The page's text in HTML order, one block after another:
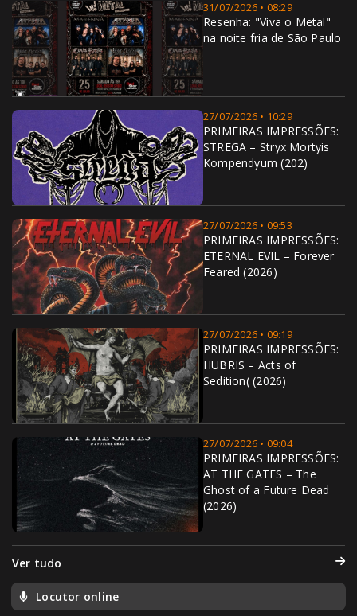
31/07/2026 • 08:29
Resenha: "Viva o Metal"
na noite fria de São Paulo
27/07/2026 • 10:29
PRIMEIRAS IMPRESSÕES:
STREGA – Stryx Mortyis
Kompendyum (202)
27/07/2026 • 09:53
PRIMEIRAS IMPRESSÕES:
ETERNAL EVIL – Forever
Feared (2026)
27/07/2026 • 09:19
PRIMEIRAS IMPRESSÕES:
HUBRIS – Acts of
Sedition( (2026)
27/07/2026 • 09:04
PRIMEIRAS IMPRESSÕES:
AT THE GATES – The
Ghost of a Future Dead
(2026)
Ver tudo
Locutor online